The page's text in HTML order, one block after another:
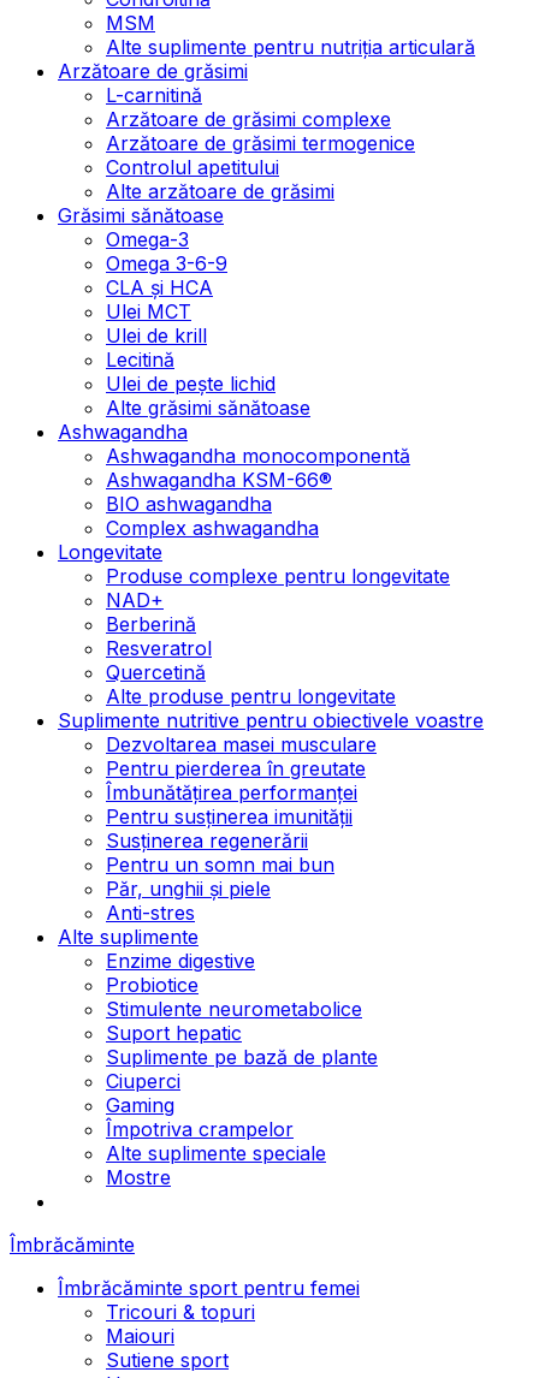
MSM
Alte suplimente pentru nutriția articulară
Arzătoare de grăsimi
L-carnitină
Arzătoare de grăsimi complexe
Arzătoare de grăsimi termogenice
Controlul apetitului
Alte arzătoare de grăsimi
Grăsimi sănătoase
Omega-3
Omega 3-6-9
CLA şi HCA
Ulei MCT
Ulei de krill
Lecitină
Ulei de pește lichid
Alte grăsimi sănătoase
Ashwagandha
Ashwagandha monocomponentă
Ashwagandha KSM-66®
BIO ashwagandha
Complex ashwagandha
Longevitate
Produse complexe pentru longevitate
NAD+
Berberină
Resveratrol
Quercetină
Alte produse pentru longevitate
Suplimente nutritive pentru obiectivele voastre
Dezvoltarea masei musculare
Pentru pierderea în greutate
Îmbunătățirea performanței
Pentru susținerea imunității
Susținerea regenerării
Pentru un somn mai bun
Păr, unghii și piele
Anti-stres
Alte suplimente
Enzime digestive
Probiotice
Stimulente neurometabolice
Suport hepatic
Suplimente pe bază de plante
Ciuperci
Gaming
Împotriva crampelor
Alte suplimente speciale
Mostre
Îmbrăcăminte
Îmbrăcăminte sport pentru femei
Tricouri & topuri
Maiouri
Sutiene sport